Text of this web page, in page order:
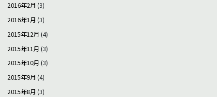
2016年2月 (3)
2016年1月 (3)
2015年12月 (4)
2015年11月 (3)
2015年10月 (3)
2015年9月 (4)
2015年8月 (3)